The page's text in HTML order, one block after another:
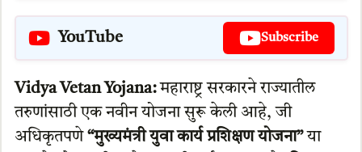
YouTube Subscribe
Vidya Vetan Yojana:महाराष्ट्र सरकारने राज्यातील
तरुणांसाठी एक नवीन योजना सुरू केली आहे, जी
अधिकृतपणे “मुख्यमंत्री युवा कार्य प्रशिक्षण योजना”या